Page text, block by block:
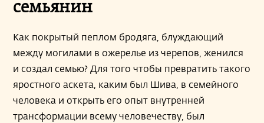
семьянин
Как покрытый пеплом бродяга, блуждающий
между могилами в ожерелье из черепов, женился
и создал семью? Для того чтобы превратить такого
яростного аскета, каким был Шива, в семейного
человека и открыть его опыт внутренней
трансформации всему человечеству, был